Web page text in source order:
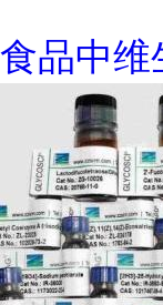
食品中维